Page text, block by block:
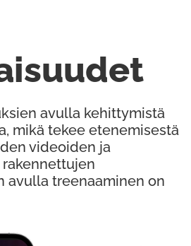
avulla kehittymistä
mikä tekee etenemisestä
videoiden ja
avulla treenaaminen on